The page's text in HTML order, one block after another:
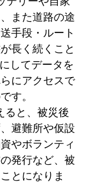
また道路の途
手段・ルート
長く続くこと
してデータを
にアクセスで
す。
ると、被災後
避難所や仮設
やボランティ
発行など、被
とになりま